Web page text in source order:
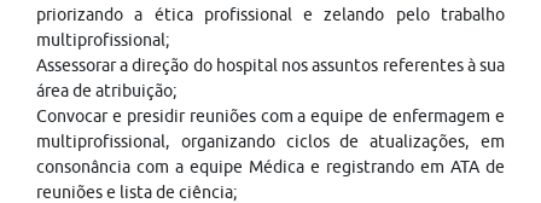
priorizando a ética profissional e zelando pelo trabalho
multiprofissional;
Assessorar a direção do hospital nos assuntos referentes à sua
área de atribuição;
Convocar e presidir reuniões com a equipe de enfermagem e
multiprofissional, organizando ciclos de atualizações, em
consonância com a equipe Médica e registrando em ATA de
reuniões e lista de ciência;